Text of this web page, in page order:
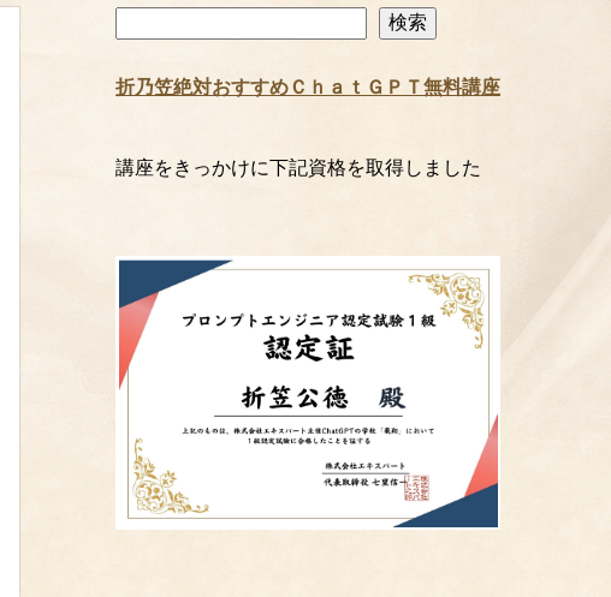
索
検索
折乃笠絶対おすすめＣｈａｔＧＰＴ無料講座
講座をきっかけに下記資格を取得しました